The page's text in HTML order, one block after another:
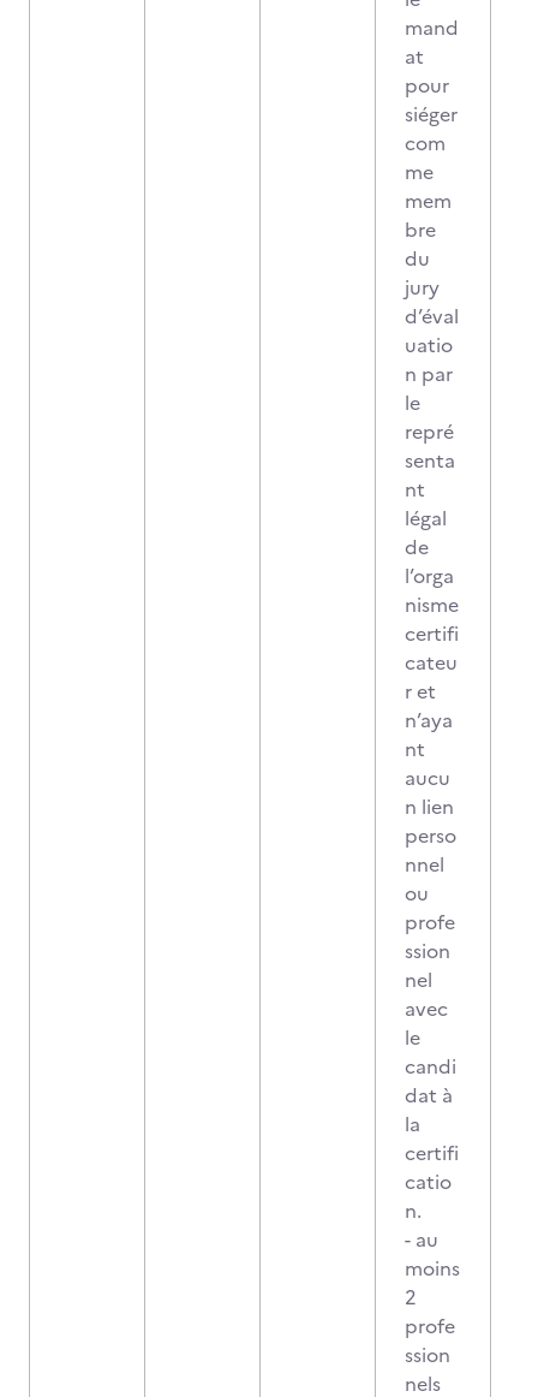
mand
at
pour
siéger
com
me
mem
bre
du
jury
d’éval
uatio
n par
le
repré
senta
nt
légal
de
l’orga
nisme
certifi
cateu
r et
n’aya
nt
aucu
n lien
perso
nnel
ou
profe
ssion
nel
avec
le
candi
dat à
la
certifi
catio
n.
- au
moins
2
profe
ssion
nels